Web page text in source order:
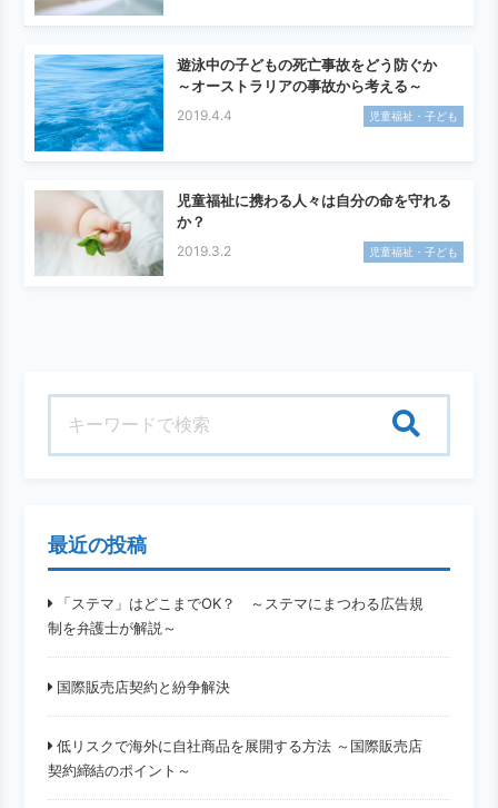
遊泳中の子どもの死亡事故をどう防ぐか
～オーストラリアの事故から考える～
2019.4.4 児童福祉・子ども
児童福祉に携わる人々は自分の命を守れる
か？
2019.3.2 児童福祉・子ども
最近の投稿
「ステマ」はどこまでOK？ ～ステマにまつわる広告規
制を弁護士が解説～
国際販売店契約と紛争解決
低リスクで海外に自社商品を展開する方法 ～国際販売店
契約締結のポイント～